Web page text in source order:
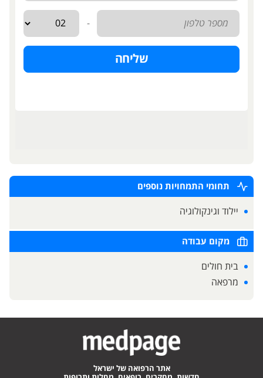
תחומי התמחויות נוספים
יילוד וגינקולוגיה
מקום עבודה
בית חולים
מרפאה
אתר הרפואה של ישראל